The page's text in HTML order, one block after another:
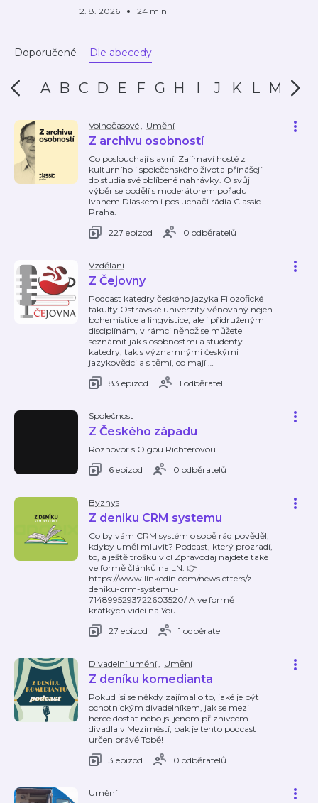
2. 8. 2026 24 min
Doporučené Dle abecedy
A B C D E F G H I J K L M N
Volnočasové, Umění
Z archivu osobností
Co poslouchají slavní. Zajímaví hosté z
kulturního i společenského života přinášejí
do studia své oblíbené nahrávky. O svůj
výběr se podělí s moderátorem pořadu
Ivanem Dlaskem i posluchači rádia Classic
Praha.
227 epizod
0 odběratelů
Vzdělání
Z Čejovny
Podcast katedry českého jazyka Filozofické
fakulty Ostravské univerzity věnovaný nejen
bohemistice a lingvistice, ale i přidruženým
disciplínám, v rámci něhož se můžete
seznámit jak s osobnostmi a studenty
katedry, tak s významnými českými
jazykovědci a s těmi, co mají …
83 epizod
1 odběratel
Společnost
Z Českého západu
Rozhovor s Olgou Richterovou
6 epizod
0 odběratelů
Byznys
Z deniku CRM systemu
Co by vám CRM systém o sobě rád pověděl,
kdyby uměl mluvit? Podcast, který prozradí,
to, a ještě trošku víc! Zpravodaj najdete také
ve formě článků na LN: 👉
https://www.linkedin.com/newsletters/z-
deniku-crm-systemu-
7148995293722603520/ A ve formě
krátkých videí na You…
27 epizod
1 odběratel
Divadelní umění, Umění
Z deníku komedianta
Pokud jsi se někdy zajímal o to, jaké je být
ochotnickým divadelníkem, jak se mezi
herce dostat nebo jsi jenom příznivcem
divadla v Meziměstí, pak je tento podcast
určen právě Tobě!
3 epizod
0 odběratelů
Umění